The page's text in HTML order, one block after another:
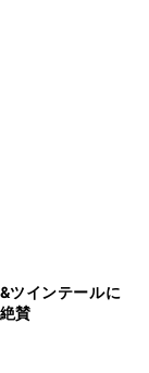
ツインテールに
賛